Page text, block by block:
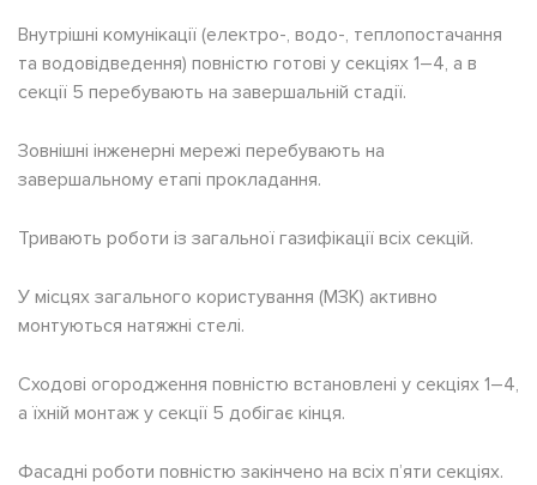
Внутрішні комунікації (електро-, водо-, теплопостачання
та водовідведення) повністю готові у секціях 1–4, а в
секції 5 перебувають на завершальній стадії.
Зовнішні інженерні мережі перебувають на
завершальному етапі прокладання.
Тривають роботи із загальної газифікації всіх секцій.
У місцях загального користування (МЗК) активно
монтуються натяжні стелі.
Сходові огородження повністю встановлені у секціях 1–4,
а їхній монтаж у секції 5 добігає кінця.
Фасадні роботи повністю закінчено на всіх п’яти секціях.